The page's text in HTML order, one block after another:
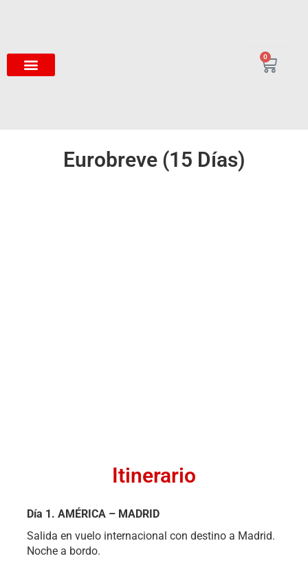
0
Eurobreve (15 Días)
Itinerario
Día 1. AMÉRICA – MADRID
Salida en vuelo internacional con destino a Madrid.
Noche a bordo.